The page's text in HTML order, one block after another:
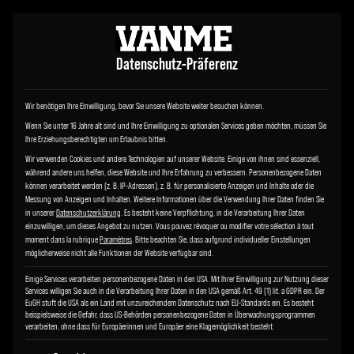
Datenschutz-Präferenz
Wir benötigen Ihre Einwilligung, bevor Sie unsere Website weiter besuchen können.
Wenn Sie unter 16 Jahre alt sind und Ihre Einwilligung zu optionalen Services geben möchten, müssen Sie
Ihre Erziehungsberechtigten um Erlaubnis bitten.
Wir verwenden Cookies und andere Technologien auf unserer Website. Einige von ihnen sind essenziell,
während andere uns helfen, diese Website und Ihre Erfahrung zu verbessern.Personenbezogene Daten
können verarbeitet werden (z. B. IP-Adressen), z. B. für personalisierte Anzeigen und Inhalte oder die
Messung von Anzeigen und Inhalten.Weitere Informationen über die Verwendung Ihrer Daten finden Sie
in unsererDatenschutzerklärung.Es besteht keine Verpflichtung, in die Verarbeitung Ihrer Daten
einzuwilligen, um dieses Angebot zu nutzen.Vous pouvez révoquer ou modifier votre sélection à tout
moment dans la rubriqueParamètres.Bitte beachten Sie, dass aufgrund individueller Einstellungen
möglicherweise nicht alle Funktionen der Website verfügbar sind.
Einige Services verarbeiten personenbezogene Daten in den USA. Mit Ihrer Einwilligung zur Nutzung dieser
Services willigen Sie auch in die Verarbeitung Ihrer Daten in den USA gemäß Art. 49 (1) lit. a GDPR ein. Der
EuGH stuft die USA als ein Land mit unzureichendem Datenschutz nach EU-Standards ein. Es besteht
beispielsweise die Gefahr, dass US-Behörden personenbezogene Daten in Überwachungsprogrammen
verarbeiten, ohne dass für Europäerinnen und Europäer eine Klagemöglichkeit besteht.